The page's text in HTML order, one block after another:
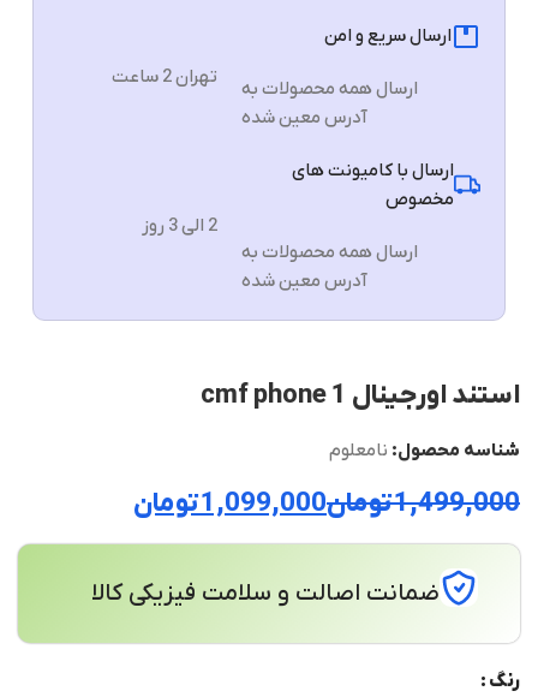
ارسال سریع و امن
ارسال همه محصولات به
آدرس معین شده
تهران 2 ساعت
ارسال با کامیونت های
مخصوص
ارسال همه محصولات به
آدرس معین شده
2 الی 3 روز
استند اورجینال cmf phone 1
شناسه محصول: نامعلوم
1,499,000تومان1,099,000تومان
ضمانت اصالت و سلامت فیزیکی کالا
رنگ